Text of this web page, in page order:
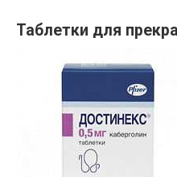
Таблетки для